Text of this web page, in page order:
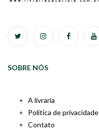
SOBRE NÓS
A livraria
Política de privacidade
Contato